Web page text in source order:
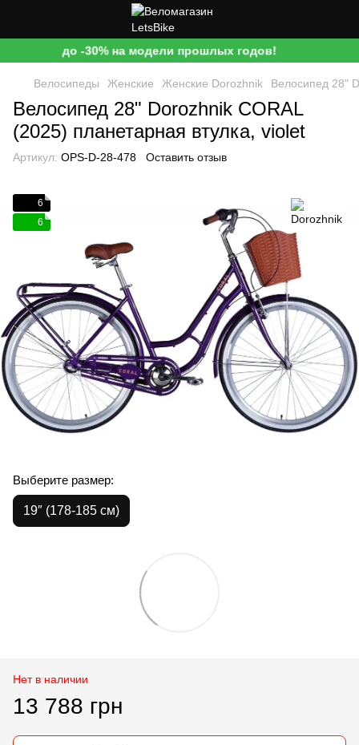
до -30% на модели прошлых годов!
Велосипеды Женские Женские Dorozhnik Велосипед 28"
Велосипед 28" Dorozhnik CORAL
(2025) планетарная втулка, violet
Артикул: OPS-D-28-478 Оставить отзыв
6
6
Выберите размер:
19″ (178-185 см)
Нет в наличии
13 788 грн